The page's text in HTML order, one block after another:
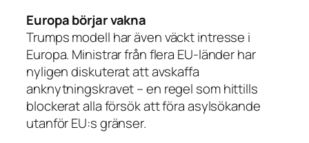
Europa börjar vakna
Trumps modell har även väckt intresse i
Europa. Ministrar från flera EU-länder har
nyligen diskuterat att avskaffa
anknytningskravet – en regel som hittills
blockerat alla försök att föra asylsökande
utanför EU:s gränser.